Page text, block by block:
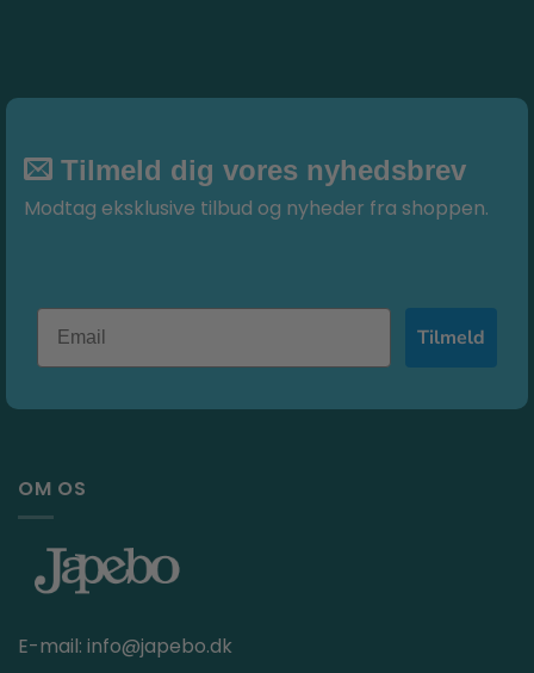
Tilmeld dig vores nyhedsbrev
Modtag eksklusive tilbud og nyheder fra shoppen.
Tilmeld
OM OS
E-mail: info@japebo.dk